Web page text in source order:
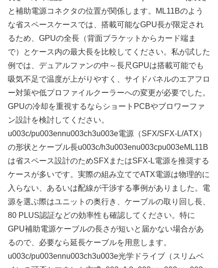
と補助電源コネクタの位置が関係します。ML11Bのよう
な省スペースケースでは、搭載可能なGPU長が限定され
るため、GPUの全長（背面ブラケットからカード端ま
で）とケース内の最大長を比較してください。私が試した
例では、デュアルファンの中～長尺GPUは搭載可能でも
吸気不足で温度が上がりやすく、サイドパネルのエアフロ
ー対策や低プロファイルクーラーへの変更が必要でした。
GPUの冷却を重視するならショートPCBやブロワーファ
ン設計を検討してください。
u003c/pu003ennu003ch3u003e電源（SFX/SFX-L/ATX）
の形状とケーブル長u003c/h3u003enu003cpu003eML11B
は省スペース設計のためSFXまたはSFX-L電源を推奨する
ケースが多いです。実際の組み立てでATX電源は物理的に
入らない、あるいは配線が干渉する事例がありました。電
源を選ぶ際はユニットの奥行き、ケーブルの取り回し長、
80 PLUS認証などの効率性も確認してください。特に
GPU補助電源ケーブルの長さが短いと届かない場合があ
るので、必要なら延長ケーブルを用意します。
u003c/pu003ennu003ch3u003e光学ドライブ（スリムベ